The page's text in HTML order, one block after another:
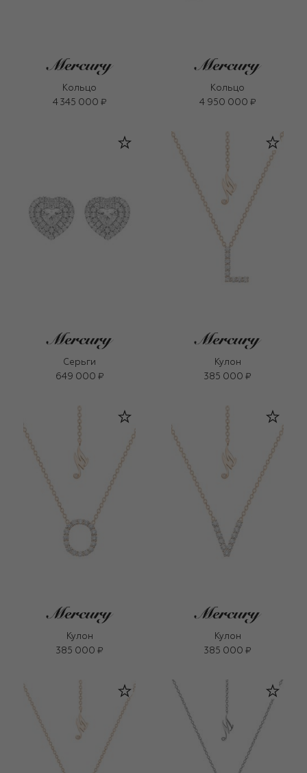
Кольцо
4 345 000 ₽
Кольцо
4 950 000 ₽
Серьги
649 000 ₽
Кулон
385 000 ₽
Кулон
385 000 ₽
Кулон
385 000 ₽